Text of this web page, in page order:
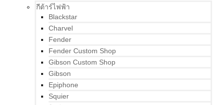
กีต้าร์ไฟฟ้า
Blackstar
Charvel
Fender
Fender Custom Shop
Gibson Custom Shop
Gibson
Epiphone
Squier